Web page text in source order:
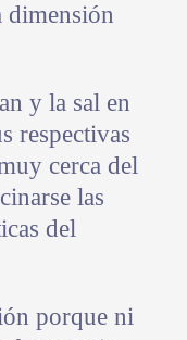
dimensión
y la sal en
respectivas
cerca del
las
del
porque ni